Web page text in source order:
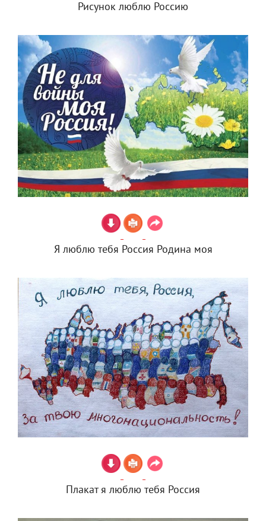
Рисунок люблю Россию
Я люблю тебя Россия Родина моя
Плакат я люблю тебя Россия